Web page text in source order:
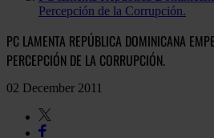
Percepción de la Corrupción.
PC LAMENTA REPÚBLICA DOMINICANA
PERCEPCIÓN DE LA CORRUPCIÓN.
02 December 2011